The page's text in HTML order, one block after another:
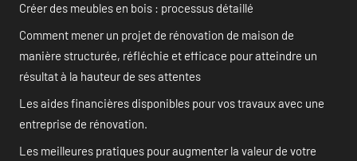
Créer des meubles en bois : processus détaillé
Comment mener un projet de rénovation de maison de
manière structurée, réfléchie et efficace pour atteindre un
résultat à la hauteur de ses attentes
Les aides financières disponibles pour vos travaux avec une
entreprise de rénovation.
Les meilleures pratiques pour augmenter la valeur de votre